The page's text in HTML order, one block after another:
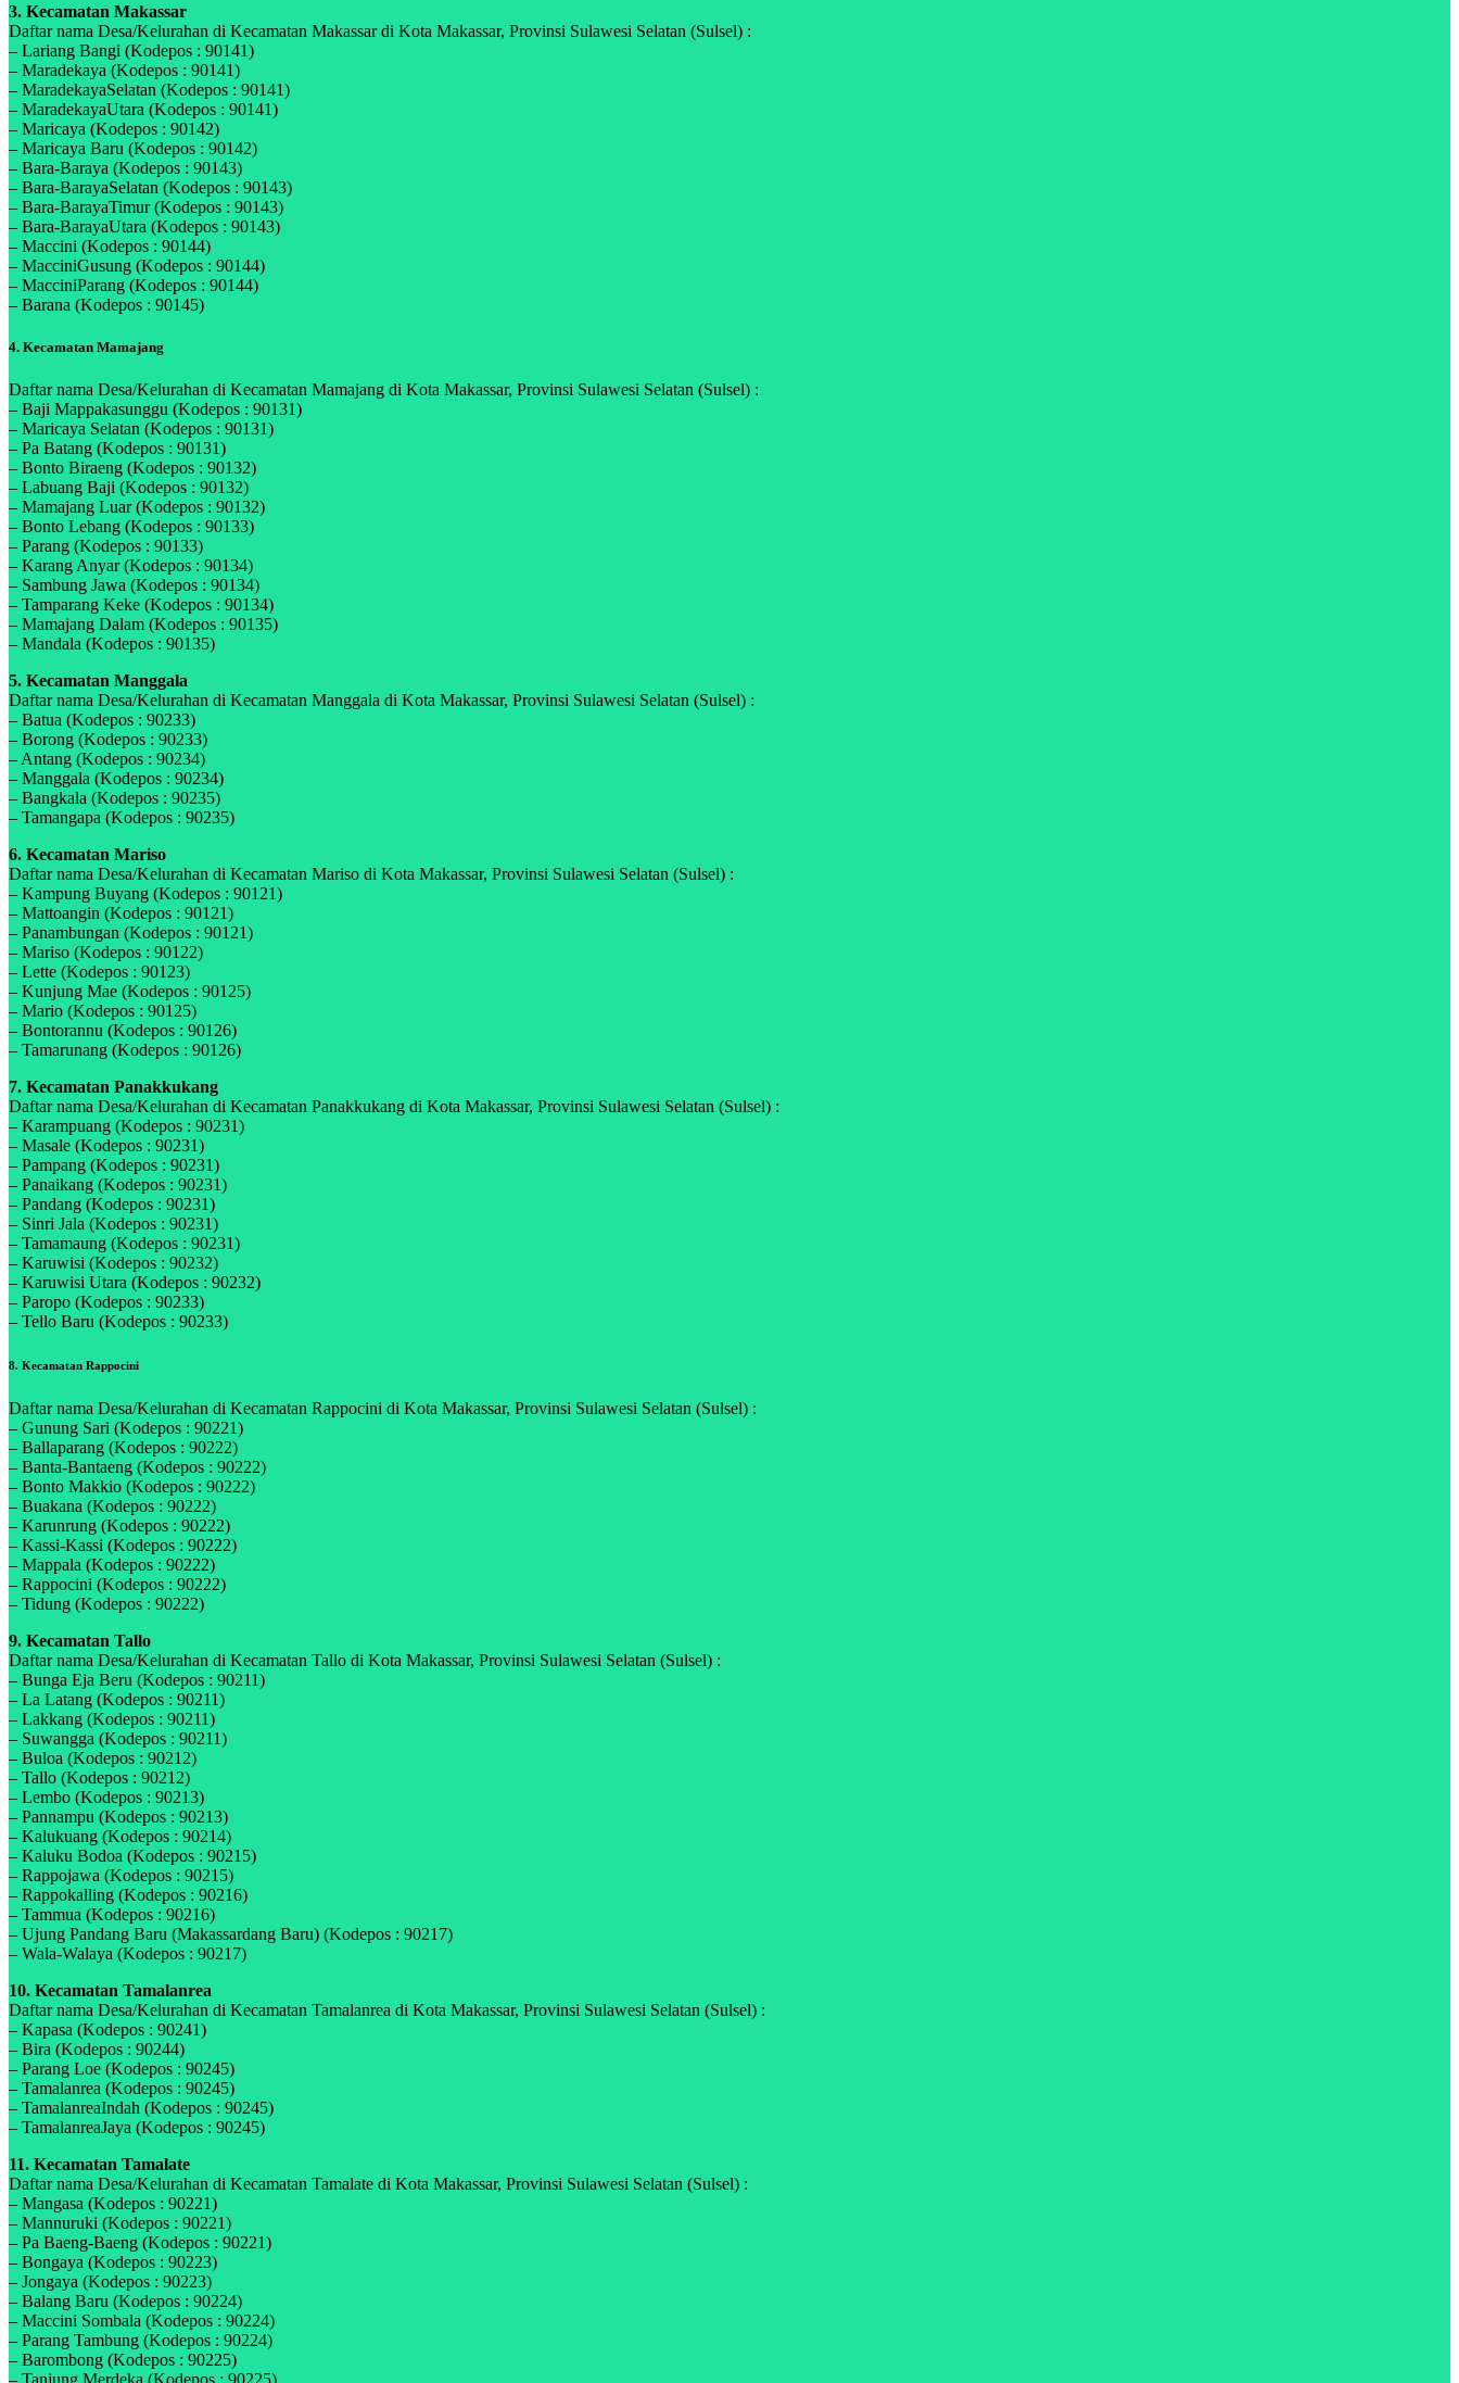
3. Kecamatan Makassar
Daftar nama Desa/Kelurahan di Kecamatan Makassar di Kota Makassar, Provinsi Sulawesi Selatan (Sulsel) :
– Lariang Bangi (Kodepos : 90141)
– Maradekaya (Kodepos : 90141)
– MaradekayaSelatan (Kodepos : 90141)
– MaradekayaUtara (Kodepos : 90141)
– Maricaya (Kodepos : 90142)
– Maricaya Baru (Kodepos : 90142)
– Bara-Baraya (Kodepos : 90143)
– Bara-BarayaSelatan (Kodepos : 90143)
– Bara-BarayaTimur (Kodepos : 90143)
– Bara-BarayaUtara (Kodepos : 90143)
– Maccini (Kodepos : 90144)
– MacciniGusung (Kodepos : 90144)
– MacciniParang (Kodepos : 90144)
– Barana (Kodepos : 90145)
4. Kecamatan Mamajang
Daftar nama Desa/Kelurahan di Kecamatan Mamajang di Kota Makassar, Provinsi Sulawesi Selatan (Sulsel) :
– Baji Mappakasunggu (Kodepos : 90131)
– Maricaya Selatan (Kodepos : 90131)
– Pa Batang (Kodepos : 90131)
– Bonto Biraeng (Kodepos : 90132)
– Labuang Baji (Kodepos : 90132)
– Mamajang Luar (Kodepos : 90132)
– Bonto Lebang (Kodepos : 90133)
– Parang (Kodepos : 90133)
– Karang Anyar (Kodepos : 90134)
– Sambung Jawa (Kodepos : 90134)
– Tamparang Keke (Kodepos : 90134)
– Mamajang Dalam (Kodepos : 90135)
– Mandala (Kodepos : 90135)
5. Kecamatan Manggala
Daftar nama Desa/Kelurahan di Kecamatan Manggala di Kota Makassar, Provinsi Sulawesi Selatan (Sulsel) :
– Batua (Kodepos : 90233)
– Borong (Kodepos : 90233)
– Antang (Kodepos : 90234)
– Manggala (Kodepos : 90234)
– Bangkala (Kodepos : 90235)
– Tamangapa (Kodepos : 90235)
6. Kecamatan Mariso
Daftar nama Desa/Kelurahan di Kecamatan Mariso di Kota Makassar, Provinsi Sulawesi Selatan (Sulsel) :
– Kampung Buyang (Kodepos : 90121)
– Mattoangin (Kodepos : 90121)
– Panambungan (Kodepos : 90121)
– Mariso (Kodepos : 90122)
– Lette (Kodepos : 90123)
– Kunjung Mae (Kodepos : 90125)
– Mario (Kodepos : 90125)
– Bontorannu (Kodepos : 90126)
– Tamarunang (Kodepos : 90126)
7. Kecamatan Panakkukang
Daftar nama Desa/Kelurahan di Kecamatan Panakkukang di Kota Makassar, Provinsi Sulawesi Selatan (Sulsel) :
– Karampuang (Kodepos : 90231)
– Masale (Kodepos : 90231)
– Pampang (Kodepos : 90231)
– Panaikang (Kodepos : 90231)
– Pandang (Kodepos : 90231)
– Sinri Jala (Kodepos : 90231)
– Tamamaung (Kodepos : 90231)
– Karuwisi (Kodepos : 90232)
– Karuwisi Utara (Kodepos : 90232)
– Paropo (Kodepos : 90233)
– Tello Baru (Kodepos : 90233)
8. Kecamatan Rappocini
Daftar nama Desa/Kelurahan di Kecamatan Rappocini di Kota Makassar, Provinsi Sulawesi Selatan (Sulsel) :
– Gunung Sari (Kodepos : 90221)
– Ballaparang (Kodepos : 90222)
– Banta-Bantaeng (Kodepos : 90222)
– Bonto Makkio (Kodepos : 90222)
– Buakana (Kodepos : 90222)
– Karunrung (Kodepos : 90222)
– Kassi-Kassi (Kodepos : 90222)
– Mappala (Kodepos : 90222)
– Rappocini (Kodepos : 90222)
– Tidung (Kodepos : 90222)
9. Kecamatan Tallo
Daftar nama Desa/Kelurahan di Kecamatan Tallo di Kota Makassar, Provinsi Sulawesi Selatan (Sulsel) :
– Bunga Eja Beru (Kodepos : 90211)
– La Latang (Kodepos : 90211)
– Lakkang (Kodepos : 90211)
– Suwangga (Kodepos : 90211)
– Buloa (Kodepos : 90212)
– Tallo (Kodepos : 90212)
– Lembo (Kodepos : 90213)
– Pannampu (Kodepos : 90213)
– Kalukuang (Kodepos : 90214)
– Kaluku Bodoa (Kodepos : 90215)
– Rappojawa (Kodepos : 90215)
– Rappokalling (Kodepos : 90216)
– Tammua (Kodepos : 90216)
– Ujung Pandang Baru (Makassardang Baru) (Kodepos : 90217)
– Wala-Walaya (Kodepos : 90217)
10. Kecamatan Tamalanrea
Daftar nama Desa/Kelurahan di Kecamatan Tamalanrea di Kota Makassar, Provinsi Sulawesi Selatan (Sulsel) :
– Kapasa (Kodepos : 90241)
– Bira (Kodepos : 90244)
– Parang Loe (Kodepos : 90245)
– Tamalanrea (Kodepos : 90245)
– TamalanreaIndah (Kodepos : 90245)
– TamalanreaJaya (Kodepos : 90245)
11. Kecamatan Tamalate
Daftar nama Desa/Kelurahan di Kecamatan Tamalate di Kota Makassar, Provinsi Sulawesi Selatan (Sulsel) :
– Mangasa (Kodepos : 90221)
– Mannuruki (Kodepos : 90221)
– Pa Baeng-Baeng (Kodepos : 90221)
– Bongaya (Kodepos : 90223)
– Jongaya (Kodepos : 90223)
– Balang Baru (Kodepos : 90224)
– Maccini Sombala (Kodepos : 90224)
– Parang Tambung (Kodepos : 90224)
– Barombong (Kodepos : 90225)
– Tanjung Merdeka (Kodepos : 90225)